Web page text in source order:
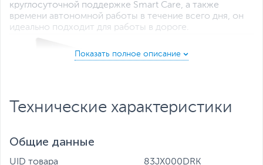
круглосуточной поддержке Smart Care, а также
времени автономной работы в течение всего дня, он
идеально подходит для работы в дороге.
Технические характеристики
Общие данные
UID товара 83JX000DRK